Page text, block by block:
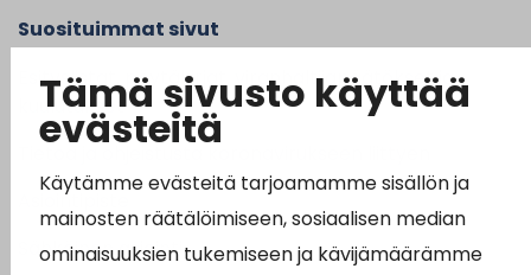
Tämä sivusto käyttää
evästeitä
Käytämme evästeitä tarjoamamme sisällön ja
mainosten räätälöimiseen, sosiaalisen median
ominaisuuksien tukemiseen ja kävijämäärämme
Suosituimmat sivut
Esityslistat, pöytäkirjat, viranhaltijapäätökset ja
kuulutukset
Asiointipiste
Sähköinen asiointi